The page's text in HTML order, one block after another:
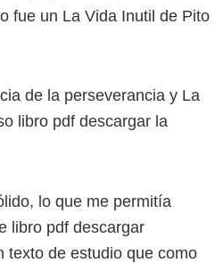
fue un La Vida Inutil de Pito
de la perseverancia y La
libro pdf descargar la
lo que me permitía
libro pdf descargar
texto de estudio que como